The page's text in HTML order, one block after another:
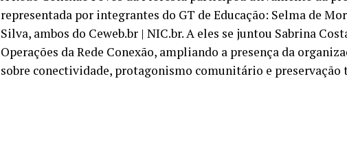
representada por integrantes do GT de Educação: Selma de
Silva, ambos do Ceweb.br | NIC.br. A eles se juntou Sabrina
Operações da Rede Conexão, ampliando a presença da
sobre conectividade, protagonismo comunitário e